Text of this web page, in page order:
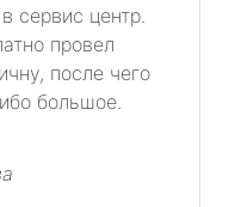
сервис центр.
провел
после чего
большое.